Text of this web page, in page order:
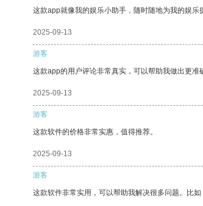
这款app就像我的娱乐小助手，随时随地为我的娱乐
2025-09-13
游客
这款app的用户评论非常真实，可以帮助我做出更准
2025-09-13
游客
这款软件的价格非常实惠，值得推荐。
2025-09-13
游客
这款软件非常实用，可以帮助我解决很多问题。比